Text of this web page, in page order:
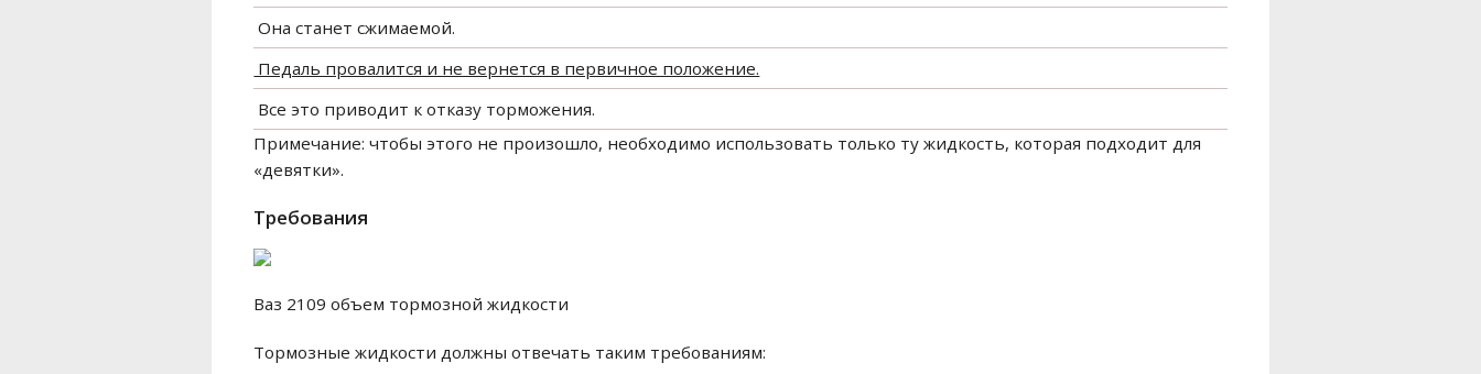
​ Она станет сжимаемой.
​ Педаль провалится и не вернется в первичное положение.
​ Все это приводит к отказу торможения.
Примечание: чтобы этого не произошло, необходимо использовать только ту жидкость, которая подходит для
«девятки».
Требования
Ваз 2109 объем тормозной жидкости
Тормозные жидкости должны отвечать таким требованиям: